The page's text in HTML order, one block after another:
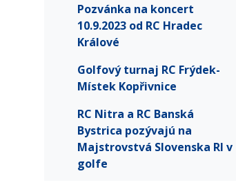
Pozvánka na koncert
10.9.2023 od RC Hradec
Králové
Golfový turnaj RC Frýdek-
Místek Kopřivnice
RC Nitra a RC Banská
Bystrica pozývajú na
Majstrovstvá Slovenska RI v
golfe